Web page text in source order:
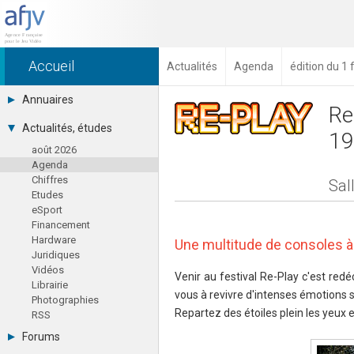
Accueil Actualités Agenda édition du 1
Annuaires
Toutes les sociétés (691)
Studios (418)
Editeurs (49)
Distributeurs (16)
Hard. / Accessoires (10)
Middlewares (15)
Prestataires (99)
Assoc. / Syndicats (21)
Formations / Ecoles (46)
Presse spécialisée (17)
Actualités, études
août 2026
Agenda
Chiffres
Etudes
eSport
Financement
Hardware
Juridiques
Vidéos
Librairie
Photographies
RSS
Forums
Une multitude de consoles
Venir au festival Re-Play c'est
vous à revivre d'intenses émotions
Repartez des étoiles plein les yeux